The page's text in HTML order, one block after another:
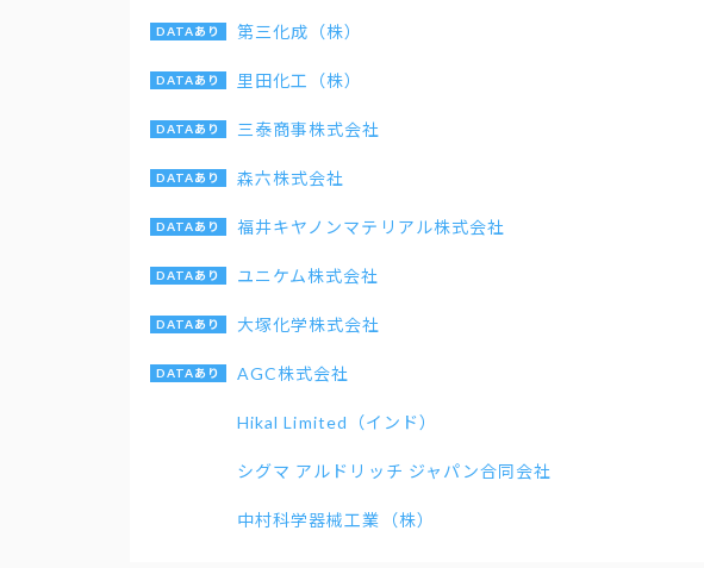
第三化成（株）
里田化工（株）
三泰商事株式会社
森六株式会社
福井キヤノンマテリアル株式会社
ユニケム株式会社
大塚化学株式会社
AGC株式会社
Hikal Limited（インド）
シグマ アルドリッチ ジャパン合同会社
中村科学器械工業（株）